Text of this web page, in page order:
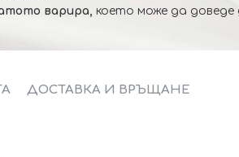
варира, което може да доведе
ДОСТАВКА И ВРЪЩАНЕ